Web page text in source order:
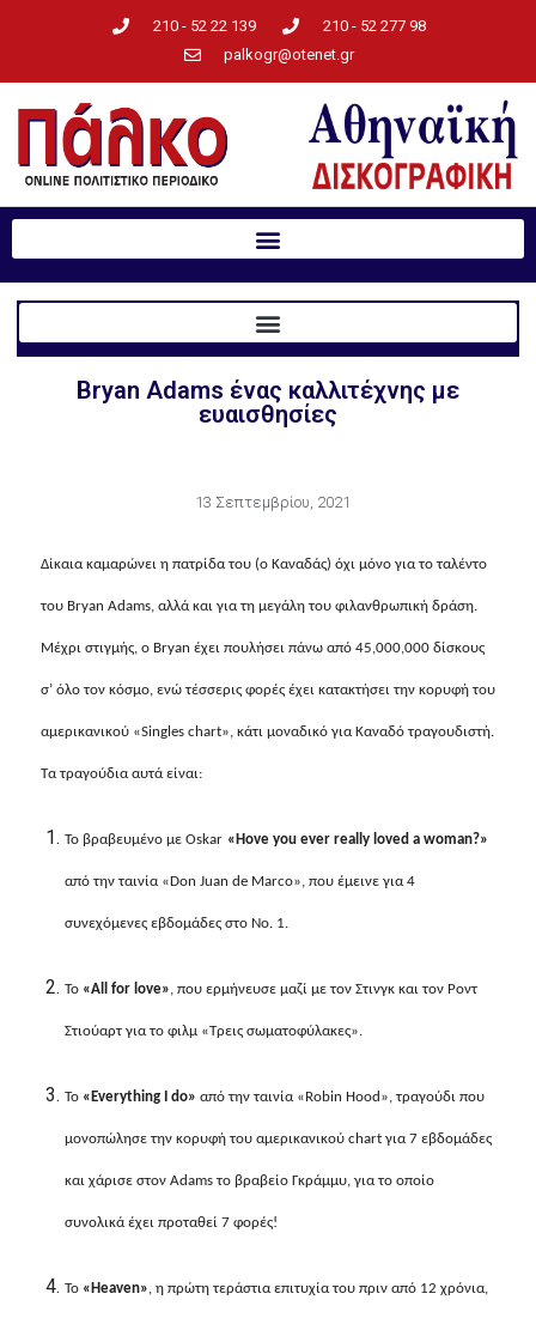
210 - 52 22 139
210 - 52 277 98
palkogr@otenet.gr
Bryan Adams ένας καλλιτέχνης με
ευαισθησίες
13 Σεπτεμβρίου, 2021
Δίκαια καμαρώνει η πατρίδα του (ο Καναδάς) όχι μόνο για το ταλέντο
του Bryan Adams, αλλά και για τη μεγάλη του φιλανθρωπική δράση.
Μέχρι στιγμής, o Bryan έχει πουλήσει πάνω από 45,000,000 δίσκους
σ’ όλο τον κόσμο, ενώ τέσσερις φορές έχει κατακτήσει την κορυφή του
αμερικανικού «Singles chart», κάτι μοναδικό για Καναδό τραγουδιστή.
Τα τραγούδια αυτά είναι:
Το βραβευμένο με Oskar « Hove you ever really loved a woman?»
από την ταινία «Don Juan de Marco», που έμεινε για 4
συνεχόμενες εβδομάδες στο Νο. 1.
Το «All for love», που ερμήνευσε μαζί με τον Στινγκ και τον Ροντ
Στιούαρτ για το φιλμ «Τρεις σωματοφύλακες».
Το « Everything I do» από την ταινία « Robin Hood », τραγούδι που
μονοπώλησε την κορυφή του αμερικανικού chartγια 7 εβδομάδες
και χάρισε στον Adamsτο βραβείο Γκράμμυ, για το οποίο
συνολικά έχει προταθεί 7 φορές!
To « Heaven», η πρώτη τεράστια επιτυχία του πριν από 12 χρόνια,